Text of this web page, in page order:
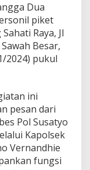
Dua
piket
Raya, Jl
Besar,
2024) pukul
ini
pesan dari
Pol Susatyo
Kapolsek
Vernandhie
fungsi